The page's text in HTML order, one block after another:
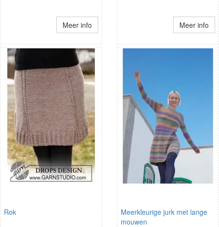
Meer info Meer info
Rok
Meerkleurige jurk met lange
mouwen